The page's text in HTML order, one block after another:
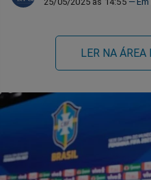
FacebookWhatsapp
LER NA